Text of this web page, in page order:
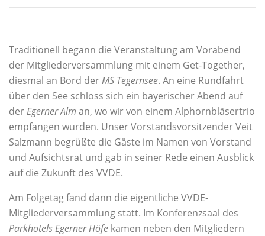
Traditionell begann die Veranstaltung am Vorabend
der Mitgliederversammlung mit einem Get-Together,
diesmal an Bord derMS Tegernsee. An eine Rundfahrt
über den See schloss sich ein bayerischer Abend auf
derEgerner Alm an, wo wir von einem Alphornbläsertrio
empfangen wurden. Unser Vorstandsvorsitzender Veit
Salzmann begrüßte die Gäste im Namen von Vorstand
und Aufsichtsrat und gab in seiner Rede einen Ausblick
auf die Zukunft des VVDE.
Am Folgetag fand dann die eigentliche VVDE-
Mitgliederversammlung statt. Im Konferenzsaal des
Parkhotels Egerner Höfe kamen neben den Mitgliedern